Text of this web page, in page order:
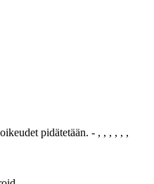
pidätetään. - , , , , , ,